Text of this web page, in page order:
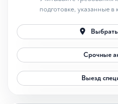
подготовке, указанные в
Срочные
Выезд